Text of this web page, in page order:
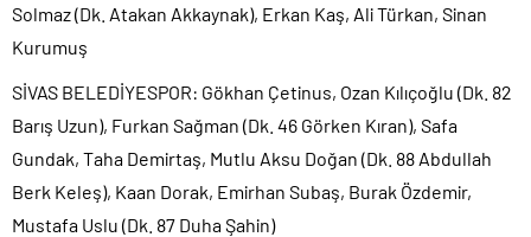
Solmaz (Dk. Atakan Akkaynak), Erkan Kaş, Ali Türkan, Sinan
Kurumuş
SİVAS BELEDİYESPOR: Gökhan Çetinus, Ozan Kılıçoğlu (Dk. 82
Barış Uzun), Furkan Sağman (Dk. 46 Görken Kıran), Safa
Gundak, Taha Demirtaş, Mutlu Aksu Doğan (Dk. 88 Abdullah
Berk Keleş), Kaan Dorak, Emirhan Subaş, Burak Özdemir,
Mustafa Uslu (Dk. 87 Duha Şahin)